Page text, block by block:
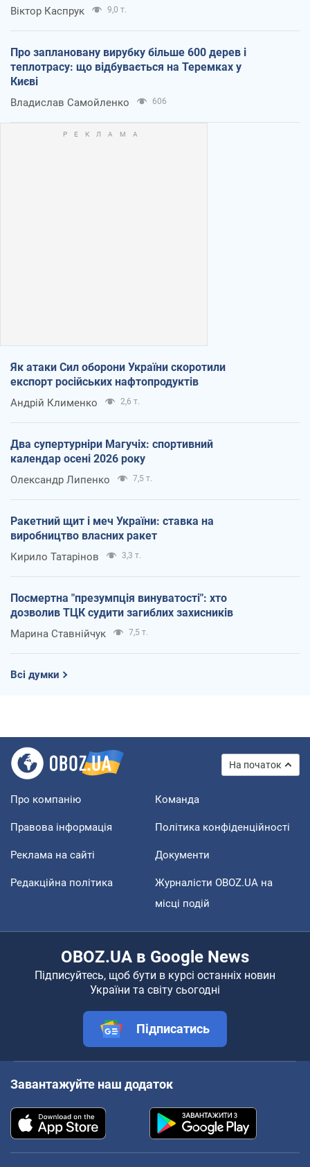
Віктор Каспрук 9,0 т.
Про заплановану вирубку більше 600 дерев і
теплотрасу: що відбувається на Теремках у
Києві
Владислав Самойленко 606
Як атаки Сил оборони України скоротили
експорт російських нафтопродуктів
Андрій Клименко 2,6 т.
Два супертурніри Магучіх: спортивний
календар осені 2026 року
Олександр Липенко 7,5 т.
Ракетний щит і меч України: ставка на
виробництво власних ракет
Кирило Татарінов 3,3 т.
Посмертна "презумпція винуватості": хто
дозволив ТЦК судити загиблих захисників
Марина Ставнійчук 7,5 т.
Всі думки
На початок
Про компанію Команда
Правова інформація Політика конфіденційності
Реклама на сайті Документи
Редакційна політика
Журналісти OBOZ.UA на
місці подій
OBOZ.UA в Google News
Підписуйтесь, щоб бути в курсі останніх новин
України та світу сьогодні
Підписатись
Завантажуйте наш додаток